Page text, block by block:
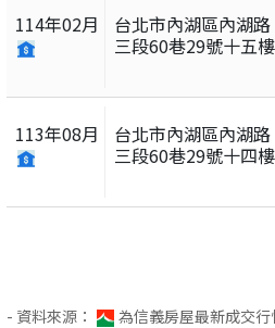
114年02月
台北市內湖區內湖路
三段60巷29號十五樓
113年08月
台北市內湖區內湖路
三段60巷29號十四樓
- 資料來源： 為信義房屋最新成交行